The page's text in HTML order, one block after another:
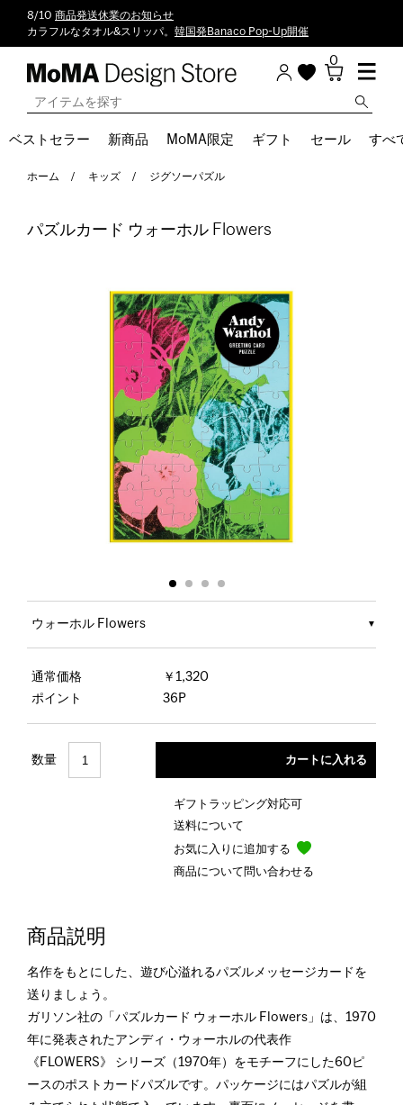
8/10 商品発送休業のお知らせ
カラフルなタオル&スリッパ。 韓国発Banaco Pop-Up開催
0
ベストセラー 新商品 MoMA限定 ギフト セール すべ
ホーム キッズ ジグソーパズル
パズルカード ウォーホル Flowers
ウォーホル Flowers
通常価格
￥1,320
ポイント
36P
数量
ギフトラッピング対応可
送料について
お気に入りに追加する
商品について問い合わせる
商品説明
名作をもとにした、遊び心溢れるパズルメッセージカードを
送りましょう。
ガリソン社の「パズルカード ウォーホル Flowers」は、1970
年に発表されたアンディ・ウォーホルの代表作
《FLOWERS》 シリーズ（1970年）をモチーフにした60ピ
ースのポストカードパズルです。パッケージにはパズルが組